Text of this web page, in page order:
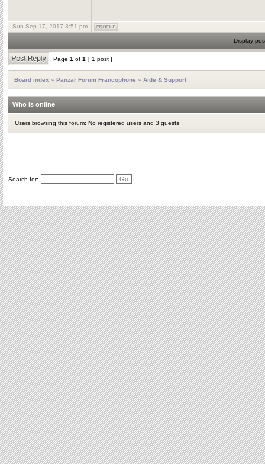
Sun Sep 17, 2017 3:51 pm
Display
Page 1 of 1 [ 1 post ]
Board index » Panzar Forum Francophone » Aide & Support
Who is online
Users browsing this forum: No registered users and 3 guests
Search for: